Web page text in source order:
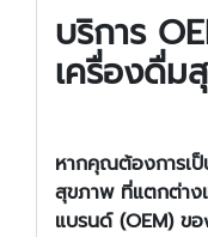
บริการ
เครื่องดื่ม
หากคุณต้องการเ
สุขภาพที่แตกต่าง
แบรนด์(OEM) ขอ